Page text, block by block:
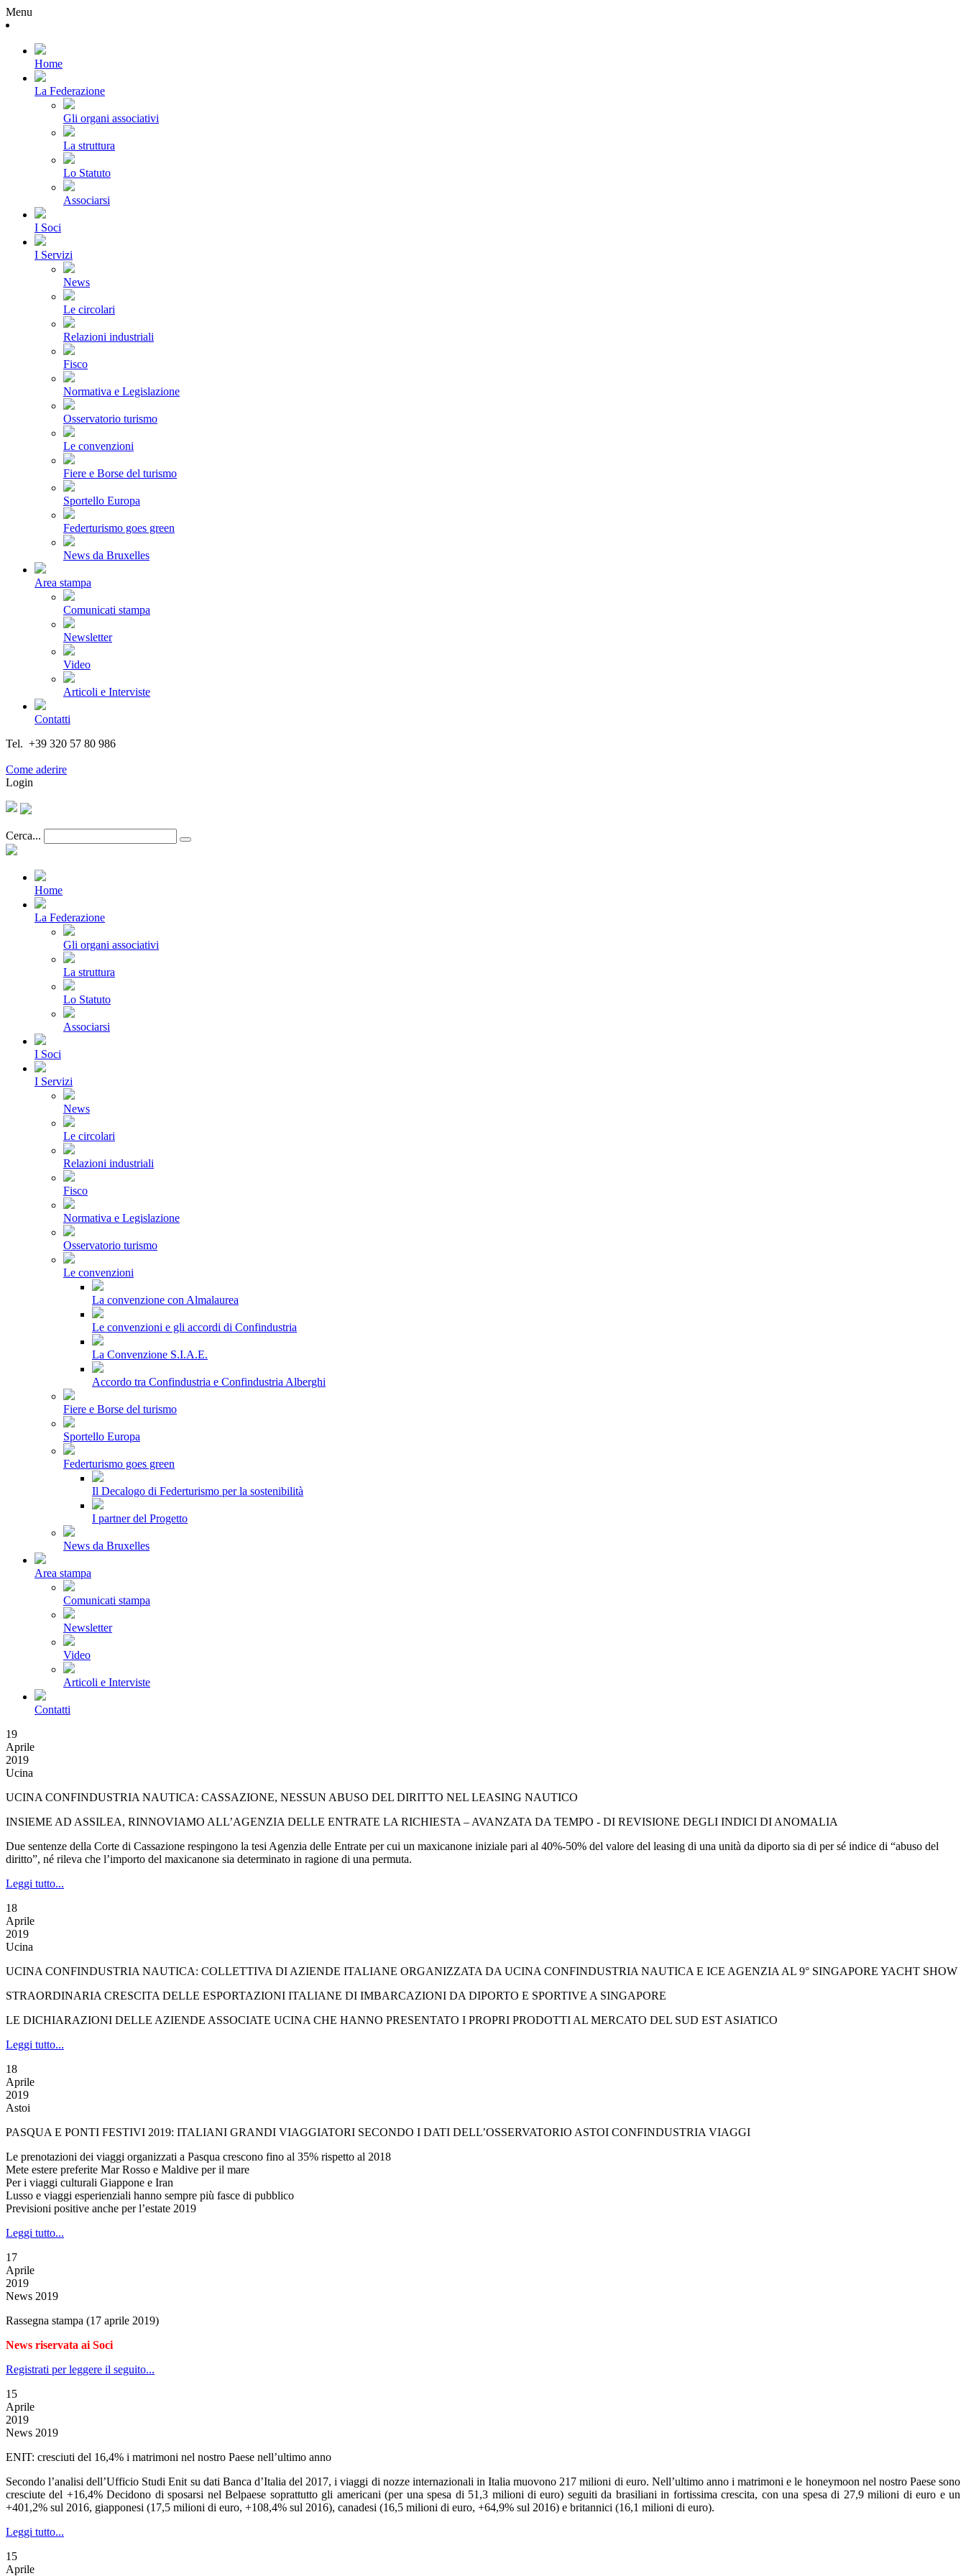
Menu
Home
La Federazione
Gli organi associativi
La struttura
Lo Statuto
Associarsi
I Soci
I Servizi
News
Le circolari
Relazioni industriali
Fisco
Normativa e Legislazione
Osservatorio turismo
Le convenzioni
Fiere e Borse del turismo
Sportello Europa
Federturismo goes green
News da Bruxelles
Area stampa
Comunicati stampa
Newsletter
Video
Articoli e Interviste
Contatti
Tel. +39 320 57 80 986
Come aderire
Login
Cerca...
Home
La Federazione
Gli organi associativi
La struttura
Lo Statuto
Associarsi
I Soci
I Servizi
News
Le circolari
Relazioni industriali
Fisco
Normativa e Legislazione
Osservatorio turismo
Le convenzioni
La convenzione con Almalaurea
Le convenzioni e gli accordi di Confindustria
La Convenzione S.I.A.E.
Accordo tra Confindustria e Confindustria Alberghi
Fiere e Borse del turismo
Sportello Europa
Federturismo goes green
Il Decalogo di Federturismo per la sostenibilità
I partner del Progetto
News da Bruxelles
Area stampa
Comunicati stampa
Newsletter
Video
Articoli e Interviste
Contatti
19
Aprile
2019
Ucina
UCINA CONFINDUSTRIA NAUTICA: CASSAZIONE, NESSUN ABUSO DEL DIRITTO NEL LEASING NAUTICO
INSIEME AD ASSILEA, RINNOVIAMO ALL’AGENZIA DELLE ENTRATE LA RICHIESTA – AVANZATA DA TEMPO - DI REVISIONE DEGLI INDICI DI ANOMALIA
Due sentenze della Corte di Cassazione respingono la tesi Agenzia delle Entrate per cui un maxicanone iniziale pari al 40%-50% del valore del leasing di una unità da diporto sia di per sé indice di “abuso del
diritto”, né rileva che l’importo del maxicanone sia determinato in ragione di una permuta.
Leggi tutto...
18
Aprile
2019
Ucina
UCINA CONFINDUSTRIA NAUTICA: COLLETTIVA DI AZIENDE ITALIANE ORGANIZZATA DA UCINA CONFINDUSTRIA NAUTICA E ICE AGENZIA AL 9° SINGAPORE YACHT SHOW
STRAORDINARIA CRESCITA DELLE ESPORTAZIONI ITALIANE DI IMBARCAZIONI DA DIPORTO E SPORTIVE A SINGAPORE
LE DICHIARAZIONI DELLE AZIENDE ASSOCIATE UCINA CHE HANNO PRESENTATO I PROPRI PRODOTTI AL MERCATO DEL SUD EST ASIATICO
Leggi tutto...
18
Aprile
2019
Astoi
PASQUA E PONTI FESTIVI 2019: ITALIANI GRANDI VIAGGIATORI SECONDO I DATI DELL’OSSERVATORIO ASTOI CONFINDUSTRIA VIAGGI
Le prenotazioni dei viaggi organizzati a Pasqua crescono fino al 35% rispetto al 2018
Mete estere preferite Mar Rosso e Maldive per il mare
Per i viaggi culturali Giappone e Iran
Lusso e viaggi esperienziali hanno sempre più fasce di pubblico
Previsioni positive anche per l’estate 2019
Leggi tutto...
17
Aprile
2019
News 2019
Rassegna stampa (17 aprile 2019)
News riservata ai Soci
Registrati per leggere il seguito...
15
Aprile
2019
News 2019
ENIT: cresciuti del 16,4% i matrimoni nel nostro Paese nell’ultimo anno
Secondo l’analisi dell’Ufficio Studi Enit su dati Banca d’Italia del 2017, i viaggi di nozze internazionali in Italia muovono 217 milioni di euro. Nell’ultimo anno i matrimoni e le honeymoon nel nostro Paese sono
cresciute del +16,4% Decidono di sposarsi nel Belpaese soprattutto gli americani (per una spesa di 51,3 milioni di euro) seguiti da brasiliani in fortissima crescita, con una spesa di 27,9 milioni di euro e un
+401,2% sul 2016, giapponesi (17,5 milioni di euro, +108,4% sul 2016), canadesi (16,5 milioni di euro, +64,9% sul 2016) e britannici (16,1 milioni di euro).
Leggi tutto...
15
Aprile